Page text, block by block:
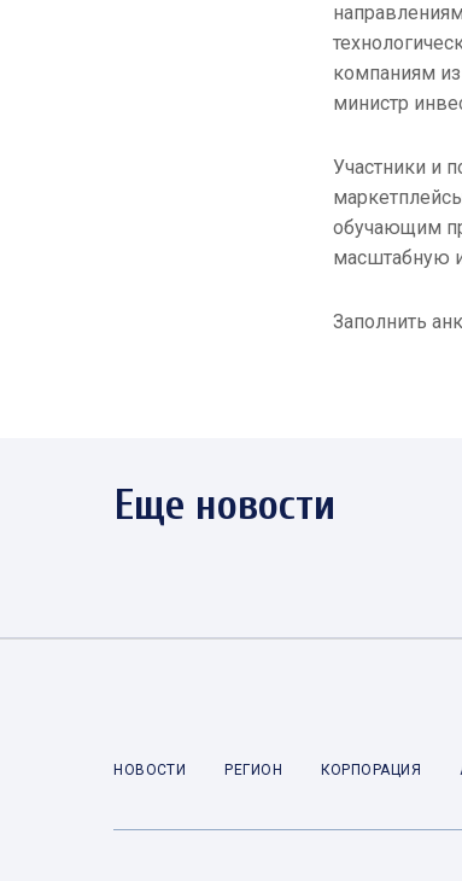
компаниям
министр
Участники и
обучающим
масштабную
Заполнить
Еще новости
НОВОСТИ РЕГИОН КОРПОРАЦИЯ